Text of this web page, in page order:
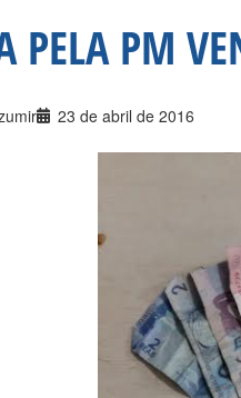
PELA PM
23 de abril de 2016